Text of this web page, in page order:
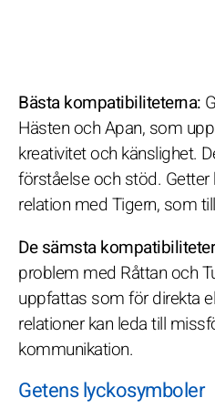
Bästa kompatibiliteterna:
Hästen och Apan, som
kreativitet och känslighet.
förståelse och stöd. Getter
relation med Tigern, som
De sämsta
problem med Råttan och
uppfattas som för direkta
relationer kan leda till
kommunikation.
Getens lyckosymboler